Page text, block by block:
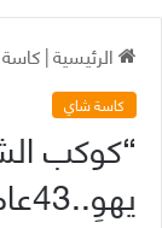
الرئيسية|
كاسة شاي
“كوكب
يهوِ..43عاماً على الوفاة